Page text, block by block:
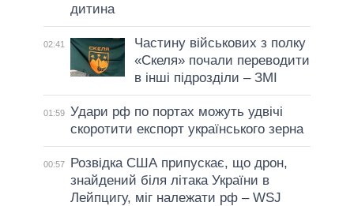
дитина
02:41
Частину військових з полку
«Скеля» почали переводити
в інші підрозділи – ЗМІ
01:59 Удари рф по портах можуть удвічі
скоротити експорт українського зерна
00:57
Розвідка США припускає, що дрон,
знайдений біля літака України в
Лейпцигу, міг належати рф – WSJ